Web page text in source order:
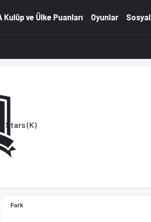
Kulüp ve Ülke Puanları Oyunlar Sosyal
Stars (K)